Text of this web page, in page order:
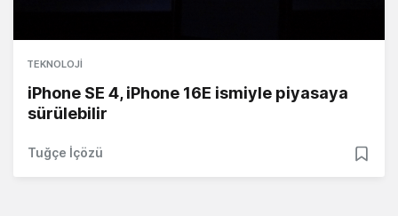
TEKNOLOJI
iPhone SE 4, iPhone 16E ismiyle piyasaya
sürülebilir
Tuğçe İçözü